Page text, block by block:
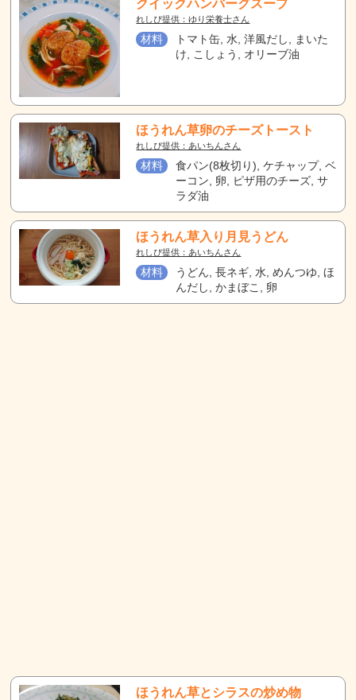
クイックハンバーグスープ
れしぴ提供：ゆり栄養士さん
材料
トマト缶, 水, 洋風だし, まいた
け, こしょう, オリーブ油
ほうれん草卵のチーズトースト
れしぴ提供：あいちんさん
材料
食パン(8枚切り), ケチャップ, ベ
ーコン, 卵, ピザ用のチーズ, サ
ラダ油
ほうれん草入り月見うどん
れしぴ提供：あいちんさん
材料
うどん, 長ネギ, 水, めんつゆ, ほ
んだし, かまぼこ, 卵
ほうれん草とシラスの炒め物